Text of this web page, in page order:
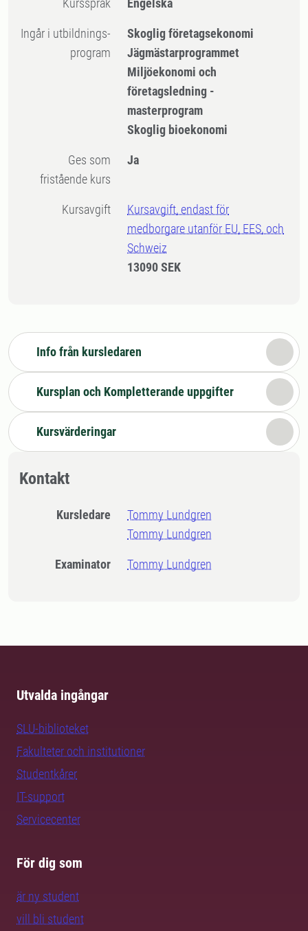
Kursspråk Engelska
Ingår i utbildnings-
program
Skoglig företagsekonomi
Jägmästarprogrammet
Miljöekonomi och
företagsledning -
masterprogram
Skoglig bioekonomi
Ges som
fristående kurs
Ja
Kursavgift
Kursavgift, endast för
medborgare utanför EU, EES, och
Schweiz
13090 SEK
Info från kursledaren
Kursplan och Kompletterande uppgifter
Kursvärderingar
Kontakt
Kursledare
Tommy Lundgren
Tommy Lundgren
Examinator Tommy Lundgren
Utvalda ingångar
SLU-biblioteket
Fakulteter och institutioner
Studentkårer
IT-support
Servicecenter
För dig som
är ny student
vill bli student